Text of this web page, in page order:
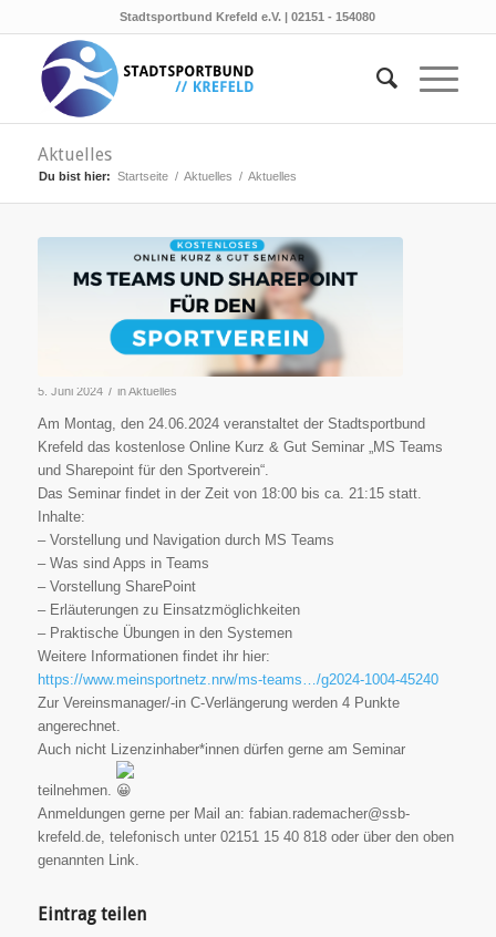
Stadtsportbund Krefeld e.V. | 02151 - 154080
Aktuelles
Du bist hier: Startseite / Aktuelles / Aktuelles
5. Juni 2024 / inAktuelles
Am Montag, den 24.06.2024 veranstaltet der Stadtsportbund
Krefeld das kostenlose Online Kurz & Gut Seminar „MS Teams
und Sharepoint für den Sportverein“.
Das Seminar findet in der Zeit von 18:00 bis ca. 21:15 statt.
Inhalte:
– Vorstellung und Navigation durch MS Teams
– Was sind Apps in Teams
– Vorstellung SharePoint
– Erläuterungen zu Einsatzmöglichkeiten
– Praktische Übungen in den Systemen
Weitere Informationen findet ihr hier:
https://www.meinsportnetz.nrw/ms-teams…/g2024-1004-45240
Zur Vereinsmanager/-in C-Verlängerung werden 4 Punkte
angerechnet.
Auch nicht Lizenzinhaber*innen dürfen gerne am Seminar
teilnehmen.
Anmeldungen gerne per Mail an: fabian.rademacher@ssb-
krefeld.de, telefonisch unter 02151 15 40 818 oder über den oben
genannten Link.
Eintrag teilen